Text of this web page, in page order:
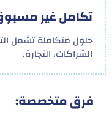
تكامل غير
حلول متكاملة تشمل
الشراكات، التجارة.
فرق متخصصة: